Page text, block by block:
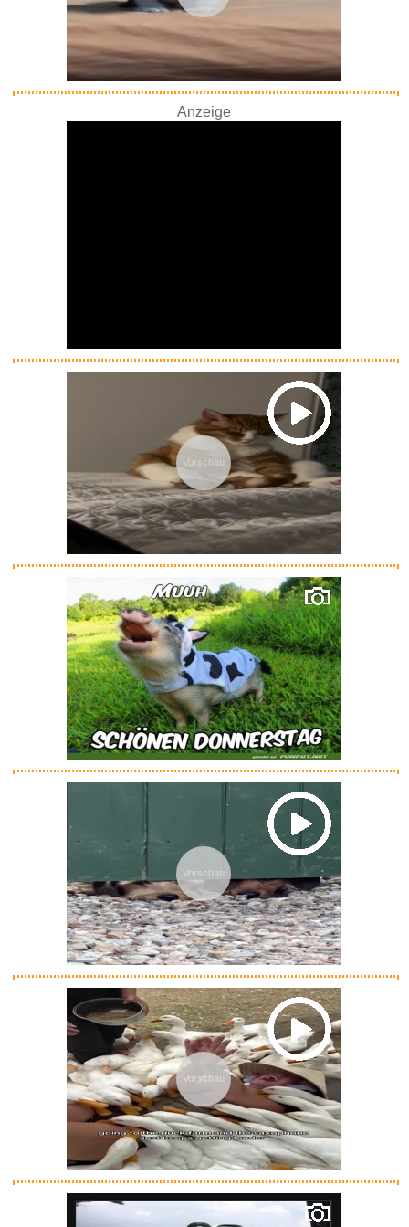
Anzeige
Anzeige
ASTER ALHEL� Halskette und
Ohr...
Anzeige
LUCHSURY Schlüsselanh&aum...
Anzeige
Anzeige
Vorschau
Vorschau
Vorschau